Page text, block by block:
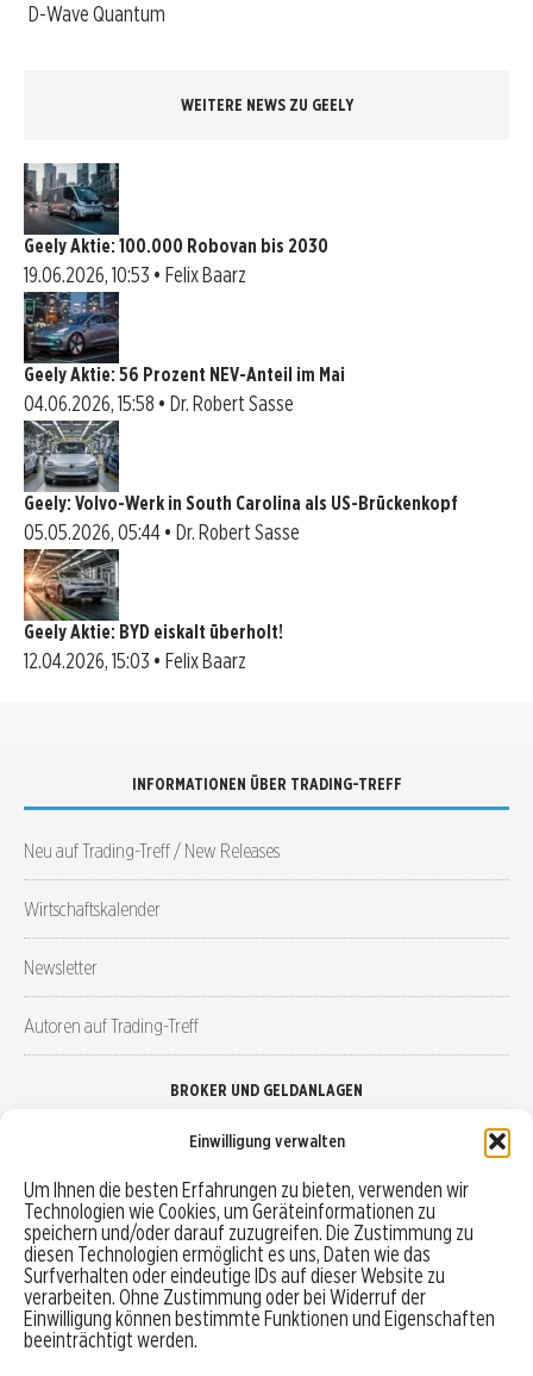
Einwilligung verwalten
Um Ihnen die besten Erfahrungen zu bieten, verwenden wir
Technologien wie Cookies, um Geräteinformationen zu
speichern und/oder darauf zuzugreifen. Die Zustimmung zu
diesen Technologien ermöglicht es uns, Daten wie das
Surfverhalten oder eindeutige IDs auf dieser Website zu
verarbeiten. Ohne Zustimmung oder bei Widerruf der
Einwilligung können bestimmte Funktionen und Eigenschaften
beeinträchtigt werden.
D-Wave Quantum
WEITERE NEWS ZU GEELY
Geely Aktie: 100.000 Robovan bis 2030
19.06.2026, 10:53 • Felix Baarz
Geely Aktie: 56 Prozent NEV-Anteil im Mai
04.06.2026, 15:58 • Dr. Robert Sasse
Geely: Volvo-Werk in South Carolina als US-Brückenkopf
05.05.2026, 05:44 • Dr. Robert Sasse
Geely Aktie: BYD eiskalt überholt!
12.04.2026, 15:03 • Felix Baarz
INFORMATIONEN ÜBER TRADING-TREFF
Neu auf Trading-Treff / New Releases
Wirtschaftskalender
Newsletter
Autoren auf Trading-Treff
BROKER UND GELDANLAGEN
Robo-Advisor vergleichen
Depotvergleich
Festgeld vergleichen